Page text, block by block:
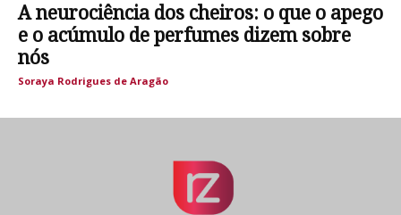
A neurociência dos cheiros: o que o apego
e o acúmulo de perfumes dizem sobre
nós
Soraya Rodrigues de Aragão